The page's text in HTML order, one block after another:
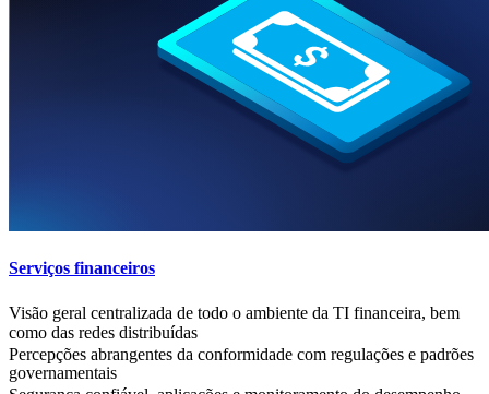
Serviços financeiros
Visão geral centralizada de todo o ambiente da TI financeira, bem
como das redes distribuídas
Percepções abrangentes da conformidade com regulações e padrões
governamentais